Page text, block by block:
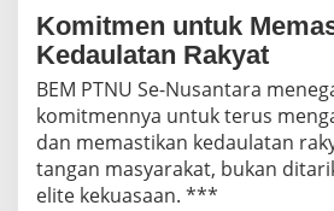
Komitmen untuk
Kedaulatan Rakyat
BEM PTNU Se-Nusantara
komitmennya untuk terus
dan memastikan kedaulatan
tangan masyarakat, bukan
elite kekuasaan. ***